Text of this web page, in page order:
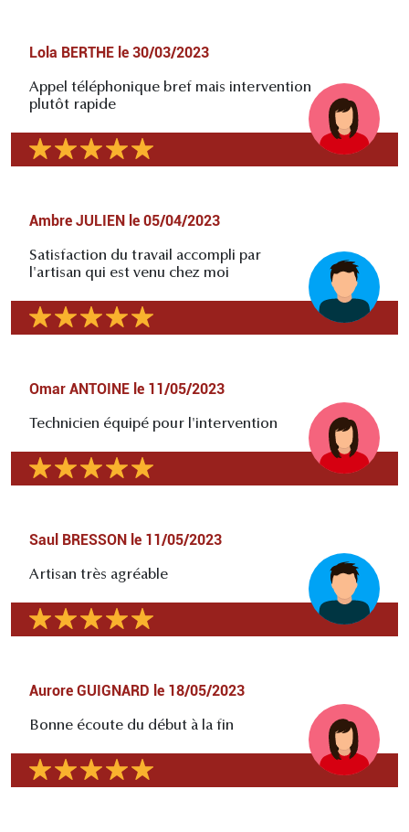
Lola BERTHE le 30/03/2023
Appel téléphonique bref mais intervention
plutôt rapide
Ambre JULIEN le 05/04/2023
Satisfaction du travail accompli par
l'artisan qui est venu chez moi
Omar ANTOINE le 11/05/2023
Technicien équipé pour l'intervention
Saul BRESSON le 11/05/2023
Artisan très agréable
Aurore GUIGNARD le 18/05/2023
Bonne écoute du début à la fin